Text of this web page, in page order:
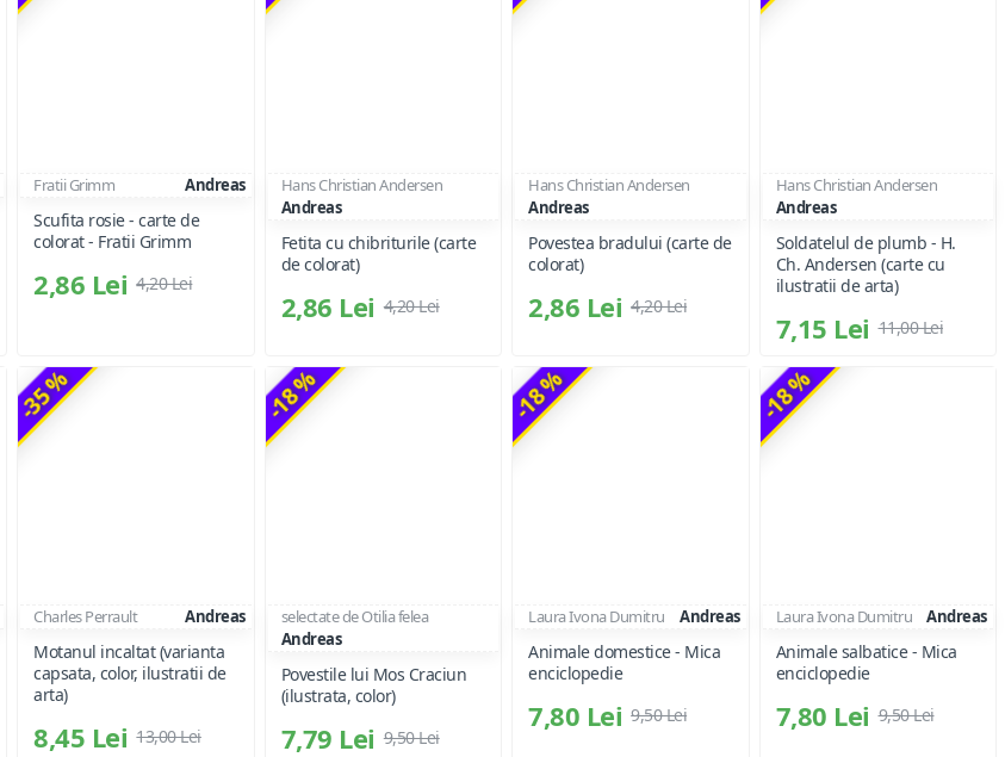
Fratii Grimm Andreas
Scufita rosie - carte de
colorat - Fratii Grimm
2,86 Lei 4,20 Lei
Hans Christian Andersen
Andreas
Fetita cu chibriturile (carte
de colorat)
2,86 Lei 4,20 Lei
Hans Christian Andersen
Andreas
Povestea bradului (carte de
colorat)
2,86 Lei 4,20 Lei
Hans Christian Andersen
Andreas
Soldatelul de plumb - H.
Ch. Andersen (carte cu
ilustratii de arta)
7,15 Lei 11,00 Lei
-35 %
Charles Perrault Andreas
Motanul incaltat (varianta
capsata, color, ilustratii de
arta)
8,45 Lei 13,00 Lei
-18 %
selectate de Otilia felea
Andreas
Povestile lui Mos Craciun
(ilustrata, color)
7,79 Lei 9,50 Lei
-18 %
Laura Ivona Dumitru Andreas
Animale domestice - Mica
enciclopedie
7,80 Lei 9,50 Lei
-18 %
Laura Ivona Dumitru Andreas
Animale salbatice - Mica
enciclopedie
7,80 Lei 9,50 Lei